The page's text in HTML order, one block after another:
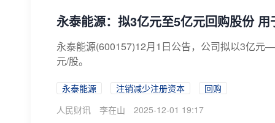
永泰能源：拟3亿元至5亿元回购股份
永泰能源(600157)12月1日公告，公司拟以3亿元
元/股。
永泰能源 注销减少注册资本
回购
人民财讯
李在山 2025-12-01 19:17